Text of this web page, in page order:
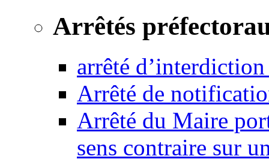
Arrêtés
arrêté
Arrêté de
Arrêté du Maire
sens contraire sur